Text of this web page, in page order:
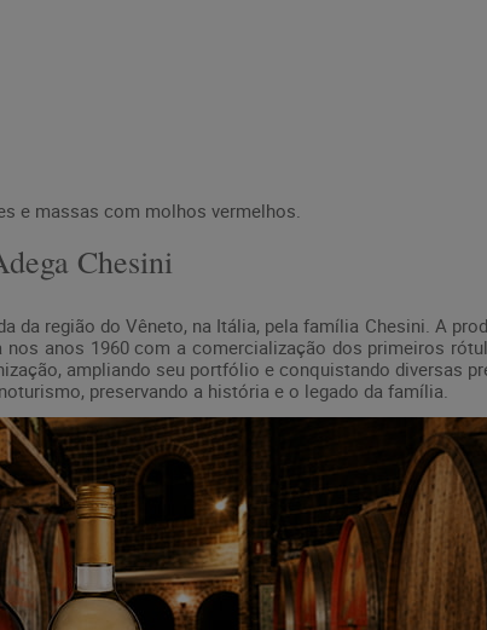
e massas com molhos vermelhos.
Chesini
da região do Vêneto, na Itália, pela família Chesini. A
anos 1960 com a comercialização dos primeiros
ampliando seu portfólio e conquistando diversas
preservando a história e o legado da família.